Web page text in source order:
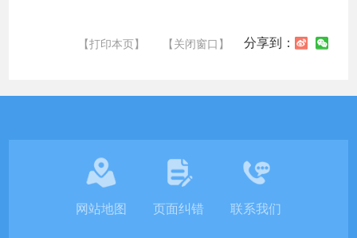
【打印本页】 【关闭窗口】 分享到：
网站地图 页面纠错 联系我们